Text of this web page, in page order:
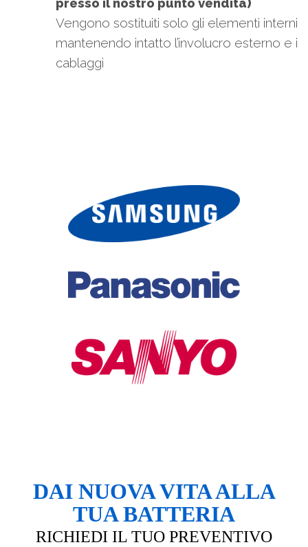
Vengono sostituiti solo gli elementi interni
mantenendo intatto l’involucro esterno e i
cablaggi
DAI NUOVA VITA ALLA
TUA BATTERIA
RICHIEDI IL TUO PREVENTIVO